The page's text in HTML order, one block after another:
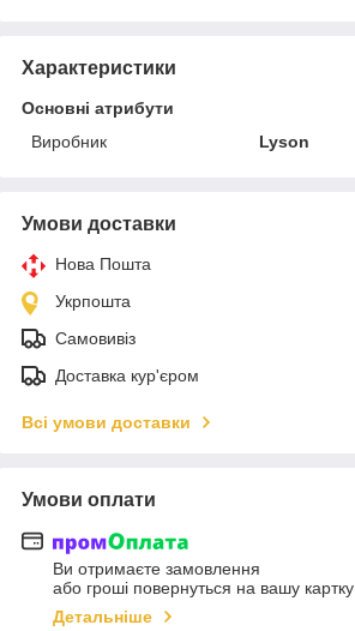
Характеристики
Основні атрибути
Виробник
Lyson
Умови доставки
Нова Пошта
Укрпошта
Самовивіз
Доставка кур'єром
Всі умови доставки
Умови оплати
Ви отримаєте замовлення
або гроші повернуться на вашу картку
Детальніше